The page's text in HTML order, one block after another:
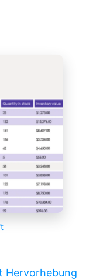
Hervorhebung